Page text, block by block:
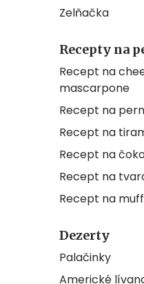
Zelňačka
Recepty na
Recept na
mascarpone
Recept na
Recept na
Recept na
Recept na
Recept na
Dezerty
Palačinky
Americké